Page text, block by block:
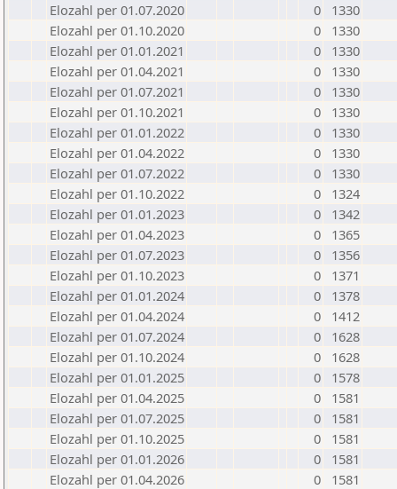
Elozahl per 01.07.2020
0
1330
Elozahl per 01.10.2020
0
1330
Elozahl per 01.01.2021
0
1330
Elozahl per 01.04.2021
0
1330
Elozahl per 01.07.2021
0
1330
Elozahl per 01.10.2021
0
1330
Elozahl per 01.01.2022
0
1330
Elozahl per 01.04.2022
0
1330
Elozahl per 01.07.2022
0
1330
Elozahl per 01.10.2022
0
1324
Elozahl per 01.01.2023
0
1342
Elozahl per 01.04.2023
0
1365
Elozahl per 01.07.2023
0
1356
Elozahl per 01.10.2023
0
1371
Elozahl per 01.01.2024
0
1378
Elozahl per 01.04.2024
0
1412
Elozahl per 01.07.2024
0
1628
Elozahl per 01.10.2024
0
1628
Elozahl per 01.01.2025
0
1578
Elozahl per 01.04.2025
0
1581
Elozahl per 01.07.2025
0
1581
Elozahl per 01.10.2025
0
1581
Elozahl per 01.01.2026
0
1581
Elozahl per 01.04.2026
0
1581